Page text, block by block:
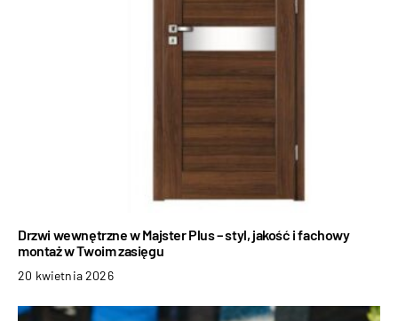
Drzwi wewnętrzne w Majster Plus – styl, jakość i fachowy
montaż w Twoim zasięgu
20 kwietnia 2026